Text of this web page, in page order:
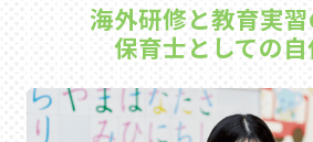
海外研修と教育実
保育士としての自